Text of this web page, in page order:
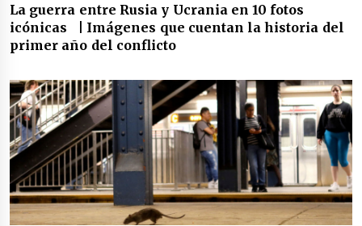
La guerra entre Rusia y Ucrania en 10 fotos
icónicas | Imágenes que cuentan la historia del
primer año del conflicto